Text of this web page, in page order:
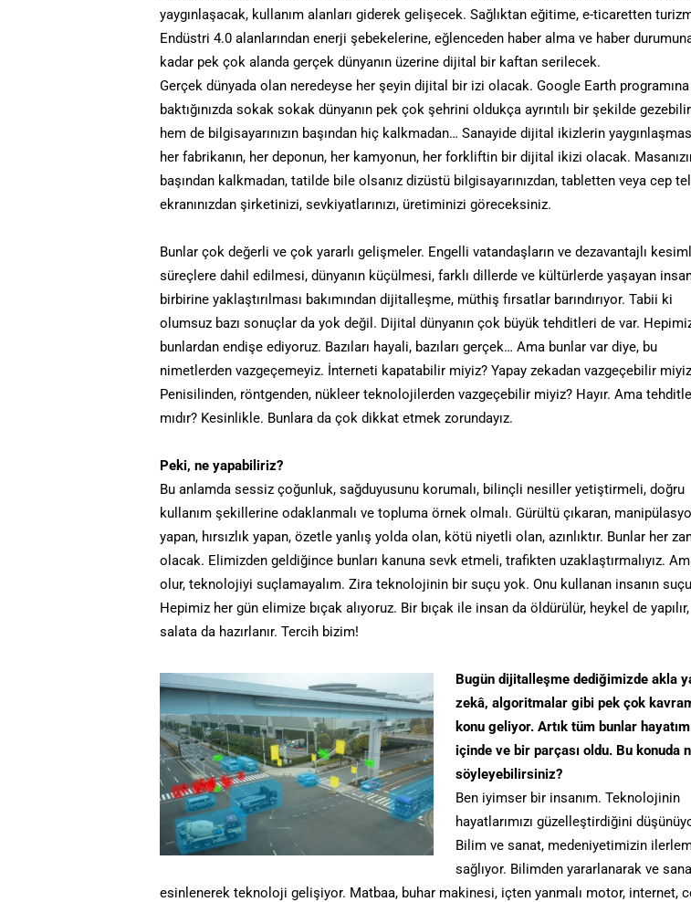
yaygınlaşacak, kullanım alanları giderek gelişecek. Sağlıktan eğitime, e-ticaretten
Endüstri 4.0 alanlarından enerji şebekelerine, eğlenceden haber alma ve haber
kadar pek çok alanda gerçek dünyanın üzerine dijital bir kaftan serilecek.
Gerçek dünyada olan neredeyse her şeyin dijital bir izi olacak. Google Earth programına
baktığınızda sokak sokak dünyanın pek çok şehrini oldukça ayrıntılı bir şekilde
hem de bilgisayarınızın başından hiç kalkmadan… Sanayide dijital ikizlerin
her fabrikanın, her deponun, her kamyonun, her forkliftin bir dijital ikizi olacak.
başından kalkmadan, tatilde bile olsanız dizüstü bilgisayarınızdan, tabletten veya cep
ekranınızdan şirketinizi, sevkiyatlarınızı, üretiminizi göreceksiniz.
Bunlar çok değerli ve çok yararlı gelişmeler. Engelli vatandaşların ve dezavantajlı
süreçlere dahil edilmesi, dünyanın küçülmesi, farklı dillerde ve kültürlerde yaşayan
birbirine yaklaştırılması bakımından dijitalleşme, müthiş fırsatlar barındırıyor. Tabii ki
olumsuz bazı sonuçlar da yok değil. Dijital dünyanın çok büyük tehditleri de var.
bunlardan endişe ediyoruz. Bazıları hayali, bazıları gerçek… Ama bunlar var diye, bu
nimetlerden vazgeçemeyiz. İnterneti kapatabilir miyiz? Yapay zekadan vazgeçebilir
Penisilinden, röntgenden, nükleer teknolojilerden vazgeçebilir miyiz? Hayır. Ama
mıdır? Kesinlikle. Bunlara da çok dikkat etmek zorundayız.
Peki, ne yapabiliriz?
Bu anlamda sessiz çoğunluk, sağduyusunu korumalı, bilinçli nesiller yetiştirmeli, doğru
kullanım şekillerine odaklanmalı ve topluma örnek olmalı. Gürültü çıkaran,
yapan, hırsızlık yapan, özetle yanlış yolda olan, kötü niyetli olan, azınlıktır. Bunlar her
olacak. Elimizden geldiğince bunları kanuna sevk etmeli, trafikten uzaklaştırmalıyız.
olur, teknolojiyi suçlamayalım. Zira teknolojinin bir suçu yok. Onu kullanan insanın
Hepimiz her gün elimize bıçak alıyoruz. Bir bıçak ile insan da öldürülür, heykel de yapılır,
salata da hazırlanır. Tercih bizim!
Bugün dijitalleşme dediğimizde akla
zekâ, algoritmalar gibi pek çok
konu geliyor. Artık tüm bunlar
içinde ve bir parçası oldu. Bu konuda
söyleyebilirsiniz?
Ben iyimser bir insanım. Teknolojinin
hayatlarımızı güzelleştirdiğini
Bilim ve sanat, medeniyetimizin
sağlıyor. Bilimden yararlanarak ve
esinlenerek teknoloji gelişiyor. Matbaa, buhar makinesi, içten yanmalı motor, internet,